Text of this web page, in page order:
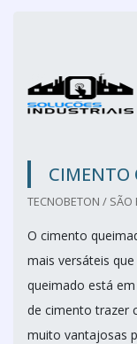
CIMENTO
TECNOBETON / SÃO
O cimento
mais versáteis
queimado está
de cimento trazer
muito vantajosas